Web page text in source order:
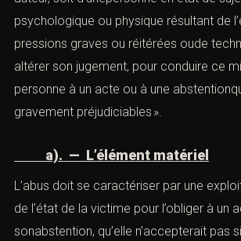
frauduleux de l’état d’ignorance ou de la
faiblessesoit d’un mineur, soit d’une
particulière vulnérabilité, due à son âge, à
une infirmité, à une déficience physique
à un état de grossesse, est apparente ou
psychologique ou physique résultant de
à altérer son jugement, pour conduire ce
personne à un acte ou à une